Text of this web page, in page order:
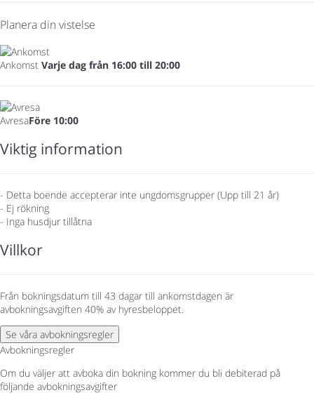
Planera din vistelse
Ankomst Varje dag från 16:00 till 20:00
AvresaFöre 10:00
Viktig information
- Detta boende accepterar inte ungdomsgrupper (Upp till 21 år)
- Ej rökning
- Inga husdjur tillåtna
Villkor
Från bokningsdatum till 43 dagar till ankomstdagen är
avbokningsavgiften 40% av hyresbeloppet.
Se våra avbokningsregler
Avbokningsregler
Om du väljer att avboka din bokning kommer du bli debiterad på
följande avbokningsavgifter